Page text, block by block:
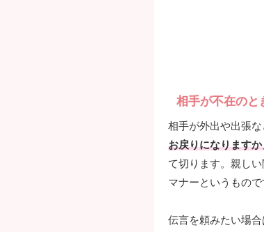
相手が不在のと
相手が外出や出張な
お戻りになりますか
て切ります。親し
マナーというもので
伝言を頼みたい場合